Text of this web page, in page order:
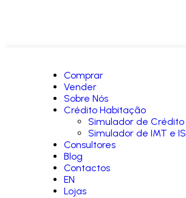
Comprar
Vender
Sobre Nós
Crédito Habitação
Simulador de Crédito
Simulador de IMT e IS
Consultores
Blog
Contactos
EN
Lojas